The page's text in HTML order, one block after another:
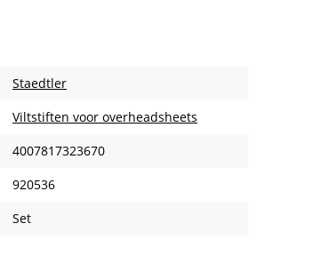
Staedtler
Viltstiften voor overheadsheets
4007817323670
920536
Set